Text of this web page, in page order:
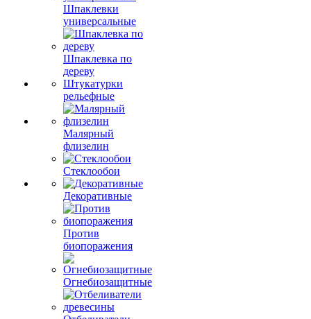
Шпаклевки
универсальные
Шпаклевка по
дереву
Штукатурки
рельефные
Малярный
флизелин
Стеклообои
Декоративные
Против
биопоражения
Огнебиозащитные